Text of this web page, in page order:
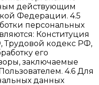
действующим
Федерации. 4.5
персональных
Конституция
Трудовой кодекс РФ,
его
заключаемые
4.6 Для
данных